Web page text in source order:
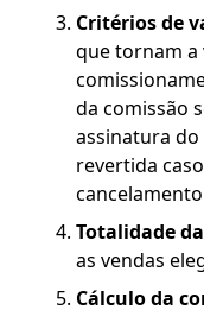
Critérios de
que tornam a
da comissão
assinatura
revertida
Totalidade
as vendas
Cálculo da